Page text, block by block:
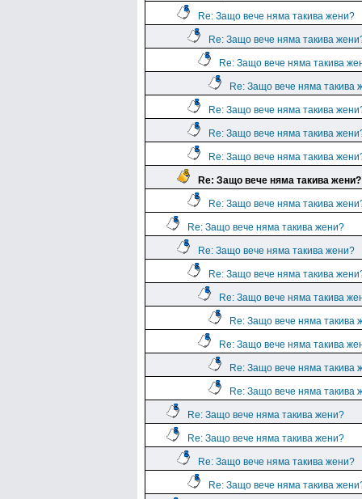
Re: Защо вече няма такива жени?
Re: Защо вече няма такива
Re: Защо вече няма такива
Re: Защо вече няма такива
Re: Защо вече няма такива
Re: Защо вече няма такива
Re: Защо вече няма такива
Re: Защо вече няма такива жени?
Re: Защо вече няма такива
Re: Защо вече няма такива жени?
Re: Защо вече няма такива жени?
Re: Защо вече няма такива
Re: Защо вече няма такива
Re: Защо вече няма такива
Re: Защо вече няма такива
Re: Защо вече няма такива
Re: Защо вече няма такива
Re: Защо вече няма такива жени?
Re: Защо вече няма такива жени?
Re: Защо вече няма такива жени?
Re: Защо вече няма такива